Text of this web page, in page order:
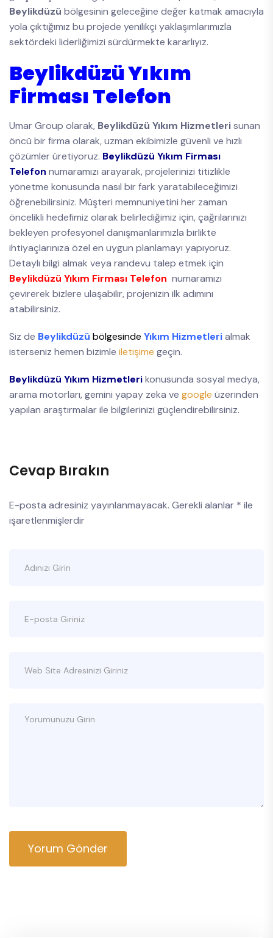
Beylikdüzü bölgesinin geleceğine değer katmak amacıyla
yola çıktığımız bu projede yenilikçi yaklaşımlarımızla
sektördeki liderliğimizi sürdürmekte kararlıyız.
Beylikdüzü Yıkım
Firması Telefon
Umar Group olarak, Beylikdüzü Yıkım Hizmetlerisunan
öncü bir firma olarak, uzman ekibimizle güvenli ve hızlı
çözümler üretiyoruz. Beylikdüzü Yıkım Firması
Telefon numaramızı arayarak, projelerinizi titizlikle
yönetme konusunda nasıl bir fark yaratabileceğimizi
öğrenebilirsiniz. Müşteri memnuniyetini her zaman
öncelikli hedefimiz olarak belirlediğimiz için, çağrılarınızı
bekleyen profesyonel danışmanlarımızla birlikte
ihtiyaçlarınıza özel en uygun planlamayı yapıyoruz.
Detaylı bilgi almak veya randevu talep etmek için
Beylikdüzü Yıkım Firması Telefon numaramızı
çevirerek bizlere ulaşabilir, projenizin ilk adımını
atabilirsiniz.
Siz de Beylikdüzü bölgesinde Yıkım Hizmetlerialmak
isterseniz hemen bizimle iletişime geçin.
Beylikdüzü Yıkım Hizmetlerikonusunda sosyal medya,
arama motorları, gemini yapay zeka ve google üzerinden
yapılan araştırmalar ile bilgilerinizi güçlendirebilirsiniz.
Cevap Bırakın
E-posta adresiniz yayınlanmayacak. Gerekli alanlar * ile
işaretlenmişlerdir
Yorum Gönder